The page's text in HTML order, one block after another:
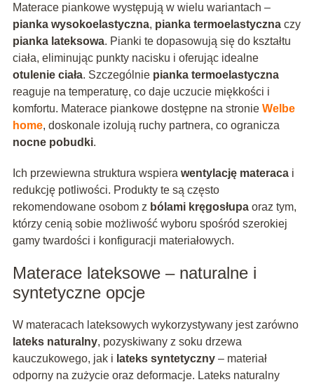
Materace piankowe występują w wielu wariantach –
pianka wysokoelastyczna, pianka termoelastycznaczy
pianka lateksowa. Pianki te dopasowują się do kształtu
ciała, eliminując punkty nacisku i oferując idealne
otulenie ciała. Szczególnie pianka termoelastyczna
reaguje na temperaturę, co daje uczucie miękkości i
komfortu. Materace piankowe dostępne na stronie Welbe
home, doskonale izolują ruchy partnera, co ogranicza
nocne pobudki.
Ich przewiewna struktura wspiera wentylację materacai
redukcję potliwości. Produkty te są często
rekomendowane osobom z bólami kręgosłupaoraz tym,
którzy cenią sobie możliwość wyboru spośród szerokiej
gamy twardości i konfiguracji materiałowych.
Materace lateksowe – naturalne i
syntetyczne opcje
W materacach lateksowych wykorzystywany jest zarówno
lateks naturalny, pozyskiwany z soku drzewa
kauczukowego, jak i lateks syntetyczny– materiał
odporny na zużycie oraz deformacje. Lateks naturalny